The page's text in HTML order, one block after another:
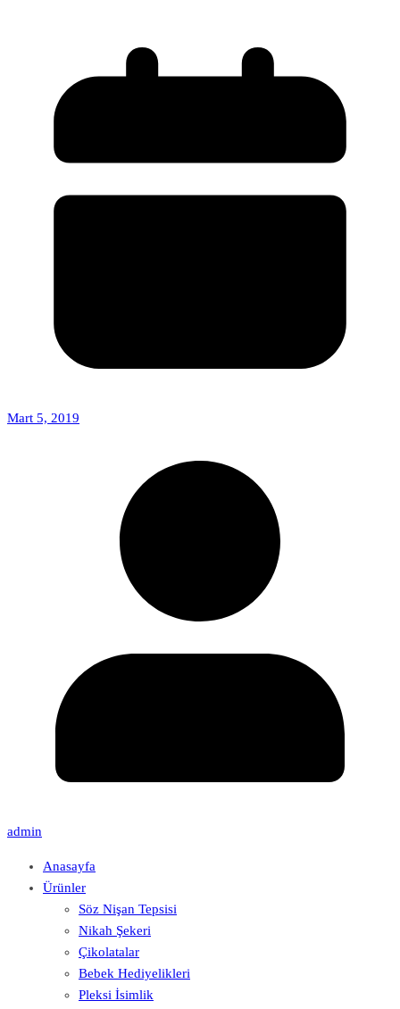
Mart 5, 2019
admin
Anasayfa
Ürünler
Söz Nişan Tepsisi
Nikah Şekeri
Çikolatalar
Bebek Hediyelikleri
Pleksi İsimlik